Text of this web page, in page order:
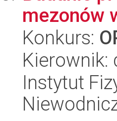
mezonów
Konkurs:
Kierownik:
Instytut